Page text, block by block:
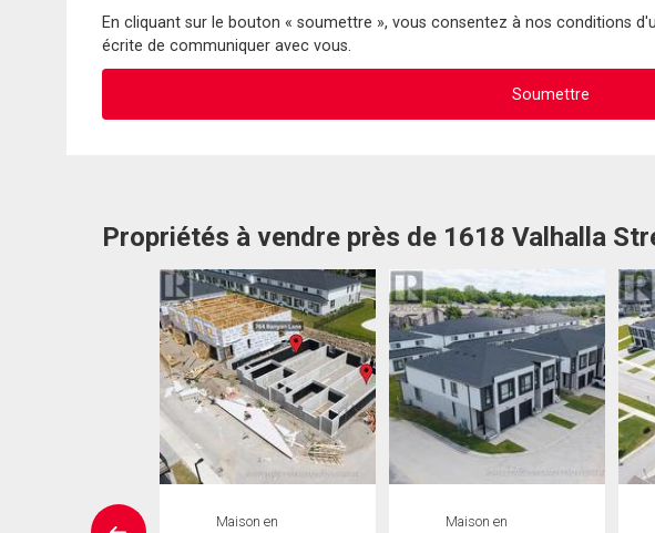
En cliquant sur le bouton « soumettre », vous consentez à nos conditions
écrite de communiquer avec vous.
Propriétés à vendre près de 1618 Valhalla
Maison en
Maison en